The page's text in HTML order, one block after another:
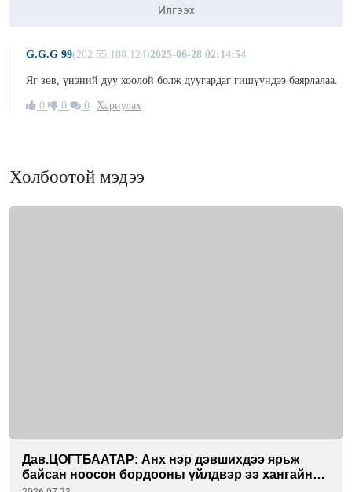
Илгээх
G.G.G 99(202.55.188.124)2025-06-28 02:14:54
Яг зөв, үнэний дуу хоолой болж дуугардаг гишүүндээ баярлалаа.
0 0 0 Хариулах
Холбоотой мэдээ
Дав.ЦОГТБААТАР: Анх нэр дэвшихдээ ярьж
байсан ноосон бордооны үйлдвэр ээ хангайн
бүсийн гурван аймагтаа хэрэгжүүлэхийг зорьж